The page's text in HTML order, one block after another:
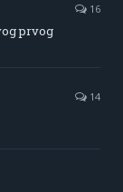
16
prvog
14